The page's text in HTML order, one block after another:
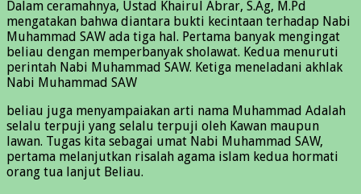
Dalam ceramahnya, Ustad Khairul Abrar, S.Ag, M.Pd
mengatakan bahwa diantara bukti kecintaan terhadap Nabi
Muhammad SAW ada tiga hal. Pertama banyak mengingat
beliau dengan memperbanyak sholawat. Kedua menuruti
perintah Nabi Muhammad SAW. Ketiga meneladani akhlak
Nabi Muhammad SAW
beliau juga menyampaiakan arti nama Muhammad Adalah
selalu terpuji yang selalu terpuji oleh Kawan maupun
lawan. Tugas kita sebagai umat Nabi Muhammad SAW,
pertama melanjutkan risalah agama islam kedua hormati
orang tua lanjut Beliau.